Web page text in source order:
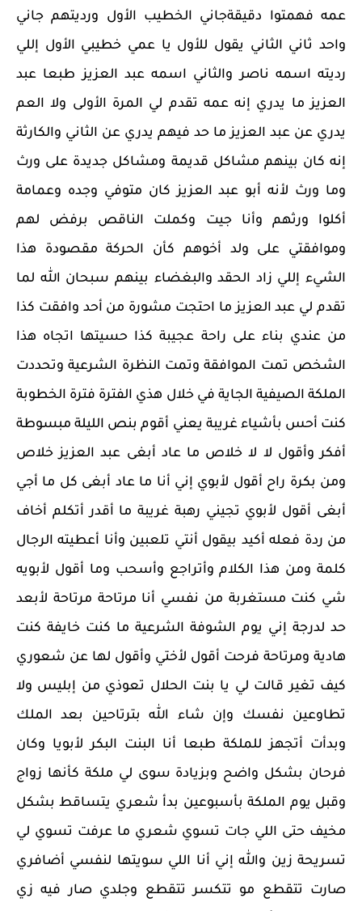
عمه فهمتوا دقيقةجاني الخطيب الأول ورديتهم جاني
واحد ثاني الثاني يقول للأول يا عمي خطيبي الأول إللي
رديته اسمه ناصر والثاني اسمه عبد العزيز طبعا عبد
العزيز ما يدري إنه عمه تقدم لي المرة الأولى ولا العم
يدري عن عبد العزيز ما حد فيهم يدري عن الثاني والكارثة
إنه كان بينهم مشاكل قديمة ومشاكل جديدة على ورث
وما ورث لأنه أبو عبد العزيز كان متوفي وجده وعمامة
أكلوا ورثهم وأنا جيت وكملت الناقص برفض لهم
وموافقتي على ولد أخوهم كأن الحركة مقصودة هذا
الشيء إللي زاد الحقد والبغضاء بينهم سبحان الله لما
تقدم لي عبد العزيز ما احتجت مشورة من أحد وافقت كذا
من عندي بناء على راحة عجيبة كذا حسيتها اتجاه هذا
الشخص تمت الموافقة وتمت النظرة الشرعية وتحددت
الملكة الصيفية الجاية في خلال هذي الفترة فترة الخطوبة
كنت أحس بأشياء غريبة يعني أقوم بنص الليلة مبسوطة
أفكر وأقول لا لا خلاص ما عاد أبغى عبد العزيز خلاص
ومن بكرة راح أقول لأبوي إني أنا ما عاد أبغى كل ما أجي
أبغى أقول لأبوي تجيني رهبة غريبة ما أقدر أتكلم أخاف
من ردة فعله أكيد بيقول أنتي تلعبين وأنا أعطيته الرجال
كلمة ومن هذا الكلام وأتراجع وأسحب وما أقول لأبويه
شي كنت مستغربة من نفسي أنا مرتاحة مرتاحة لأبعد
حد لدرجة إني يوم الشوفة الشرعية ما كنت خايفة كنت
هادية ومرتاحة فرحت أقول لأختي وأقول لها عن شعوري
كيف تغير قالت لي يا بنت الحلال تعوذي من إبليس ولا
تطاوعين نفسك وإن شاء الله بترتاحين بعد الملك
وبدأت أتجهز للملكة طبعا أنا البنت البكر لأبويا وكان
فرحان بشكل واضح وبزيادة سوى لي ملكة كأنها زواج
وقبل يوم الملكة بأسبوعين بدأ شعري يتساقط بشكل
مخيف حتى اللي جات تسوي شعري ما عرفت تسوي لي
تسريحة زين والله إني أنا اللي سويتها لنفسي أضافري
صارت تتقطع مو تتكسر تتقطع وجلدي صار فيه زي